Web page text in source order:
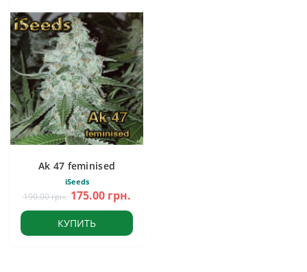
Ak 47 feminised
iSeeds
190.00 грн. 175.00 грн.
КУПИТЬ